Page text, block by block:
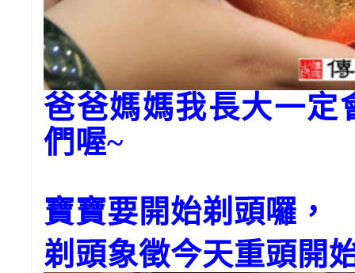
爸爸媽媽我長大一定
們喔~
寶寶要開始剃頭囉，
剃頭象徵今天重頭開